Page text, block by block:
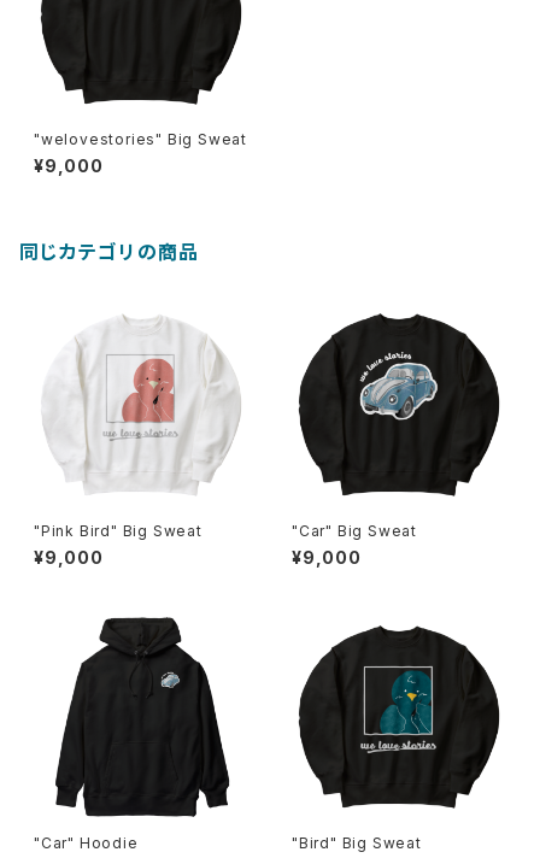
"welovestories" Big Sweat
¥9,000
同じカテゴリの商品
"Pink Bird" Big Sweat
¥9,000
"Car" Big Sweat
¥9,000
"Car" Hoodie "Bird" Big Sweat